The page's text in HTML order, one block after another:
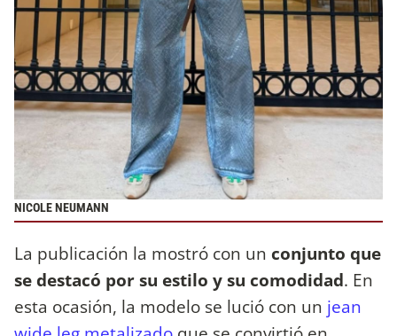
NICOLE NEUMANN
La publicación la mostró con un conjunto que
se destacó por su estilo y su comodidad. En
esta ocasión, la modelo se lució con un jean